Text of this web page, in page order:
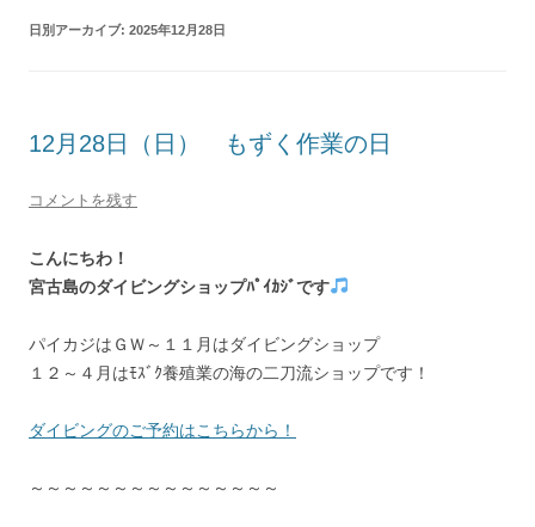
日別アーカイブ: 2025年12月28日
12月28日（日） もずく作業の日
コメントを残す
こんにちわ！
宮古島のダイビングショップﾊﾟｲｶｼﾞです
パイカジはＧＷ～１１月はダイビングショップ
１２～４月はﾓｽﾞｸ養殖業の海の二刀流ショップです！
ダイビングのご予約はこちらから！
～～～～～～～～～～～～～～～